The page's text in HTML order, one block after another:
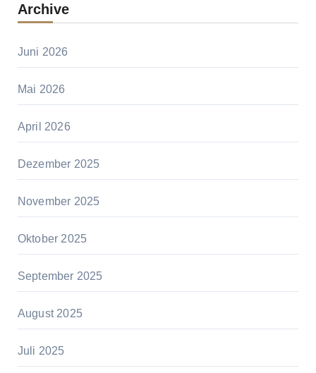
Archive
Juni 2026
Mai 2026
April 2026
Dezember 2025
November 2025
Oktober 2025
September 2025
August 2025
Juli 2025